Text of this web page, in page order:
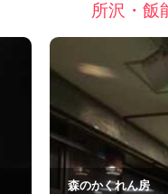
所沢・飯
森のかくれん房